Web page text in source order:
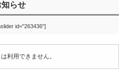
知らせ
id="263436"]
利用できません。